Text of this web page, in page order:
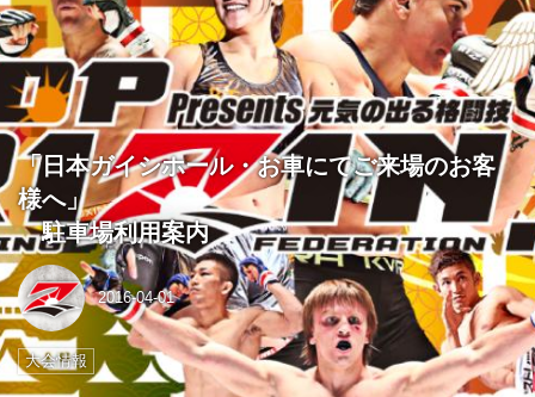
「日本ガイシホール・お車にてご来場のお客
様へ」
駐車場利用案内
2016-04-01
大会情報